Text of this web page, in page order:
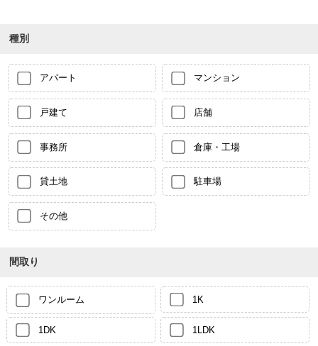
種別
アパート マンション
戸建て 店舗
事務所 倉庫・工場
貸土地 駐車場
その他
間取り
ワンルーム 1K
1DK 1LDK